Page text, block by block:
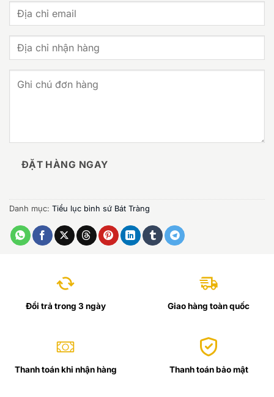
ĐẶT HÀNG NGAY
Danh mục: Tiểu lục bình sứ Bát Tràng
Đổi trả trong 3 ngày Giao hàng toàn quốc
Thanh toán khi nhận hàng Thanh toán bảo mật